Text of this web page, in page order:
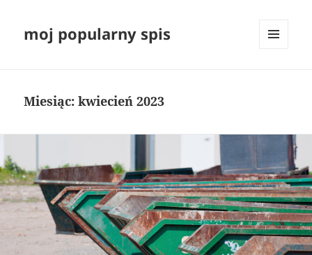
moj popularny spis
Miesiąc:kwiecień 2023